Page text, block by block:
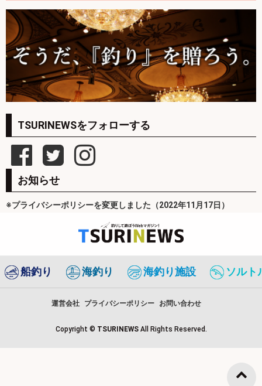
TSURINEWSをフォローする
お知らせ
※プライバシーポリシーを変更しました（2022年11月17日）
船釣り 海釣り 海釣り施設 ソルト
運営会社 プライバシーポリシー お問い合わせ
Copyright © TSURINEWS All Rights Reserved.